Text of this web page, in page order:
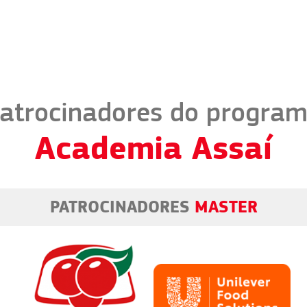
do
Academia Assaí
PATROCINADORES MASTER